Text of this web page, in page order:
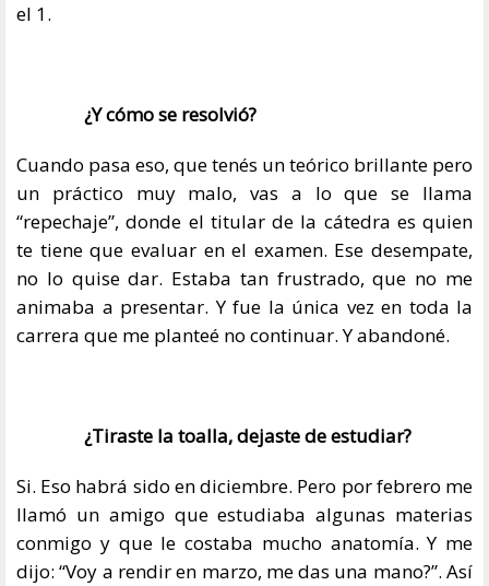
el 1.
¿Y cómo se resolvió?
Cuando pasa eso, que tenés un teórico brillante pero
un práctico muy malo, vas a lo que se llama
“repechaje”, donde el titular de la cátedra es quien
te tiene que evaluar en el examen. Ese desempate,
no lo quise dar. Estaba tan frustrado, que no me
animaba a presentar. Y fue la única vez en toda la
carrera que me planteé no continuar. Y abandoné.
¿Tiraste la toalla, dejaste de estudiar?
Si. Eso habrá sido en diciembre. Pero por febrero me
llamó un amigo que estudiaba algunas materias
conmigo y que le costaba mucho anatomía. Y me
dijo: “Voy a rendir en marzo, me das una mano?”. Así